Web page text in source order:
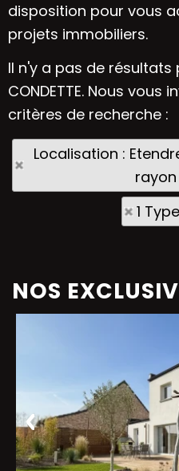
disposition pour vous
projets immobiliers.
Il n'y a pas de
CONDETTE. Nous
critères de recherche :
Localisation :
1
NOS